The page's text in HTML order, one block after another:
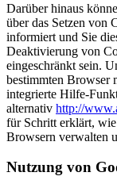
Darüber hinaus
über das Setzen von
informiert und Sie
Deaktivierung von
eingeschränkt sein.
bestimmten Browser
integrierte Hilfe-
alternativ http://
für Schritt erklärt,
Browsern verwalten
Nutzung von